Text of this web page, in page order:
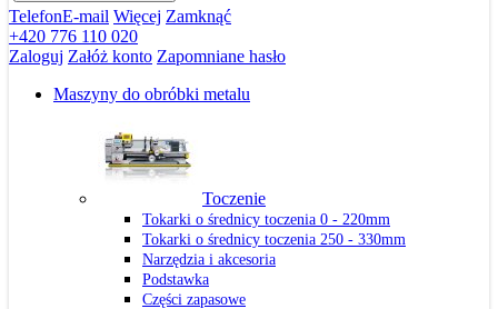
TelefonE-mail Więcej Zamknąć
+420 776 110 020
Zaloguj Załóż konto Zapomniane hasło
Maszyny do obróbki metalu
Toczenie
Tokarki o średnicy toczenia 0 - 220mm
Tokarki o średnicy toczenia 250 - 330mm
Narzędzia i akcesoria
Podstawka
Części zapasowe